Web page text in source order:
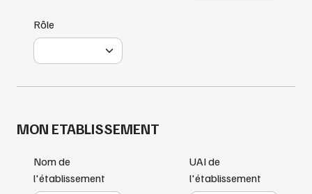
Rôle
MON ETABLISSEMENT
Nom de
l'établissement
UAI de
l'établissement